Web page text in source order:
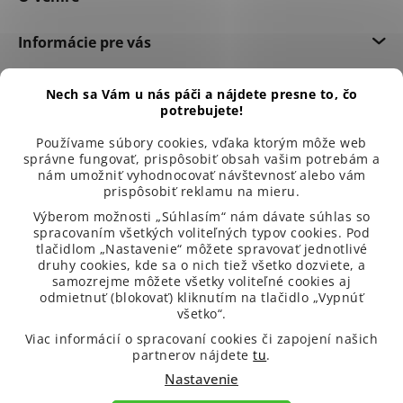
Nech sa Vám u nás páči a nájdete presne to, čo
potrebujete!
Používame súbory cookies, vďaka ktorým môže web
správne fungovať, prispôsobiť obsah vašim potrebám a
nám umožniť vyhodnocovať návštevnosť alebo vám
prispôsobiť reklamu na mieru.
Výberom možnosti „Súhlasím“ nám dávate súhlas so
spracovaním všetkých voliteľných typov cookies. Pod
tlačidlom „Nastavenie“ môžete spravovať jednotlivé
druhy cookies, kde sa o nich tiež všetko dozviete, a
samozrejme môžete všetky voliteľné cookies aj
odmietnuť (blokovať) kliknutím na tlačidlo „Vypnúť
všetko“.
Viac informácií o spracovaní cookies či zapojení našich
partnerov nájdetetu.
Nastavenie
Informácie pre vás
Dôležité informácie
99 % spokojených zákazníků